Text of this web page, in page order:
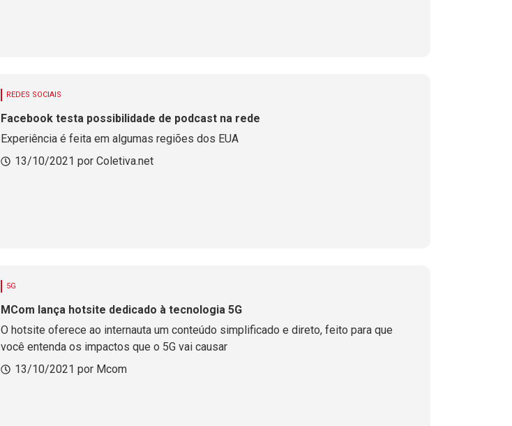
REDES SOCIAIS
Facebook testa possibilidade de podcast na rede
Experiência é feita em algumas regiões dos EUA
13/10/2021 por Coletiva.net
5G
MCom lança hotsite dedicado à tecnologia 5G
O hotsite oferece ao internauta um conteúdo simplificado e direto, feito para que
você entenda os impactos que o 5G vai causar
13/10/2021 por Mcom